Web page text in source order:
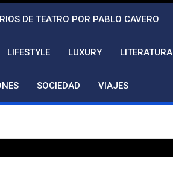
DE TEATRO POR PABLO CAVERO
LIFESTYLE LUXURY LITERATURA
SOCIEDAD VIAJES